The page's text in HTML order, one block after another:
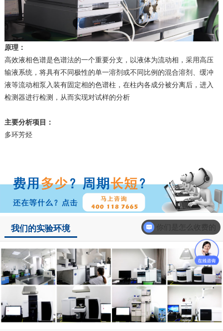
原理：
高效液相色谱是色谱法的一个重要分支，以液体为流动相，采用高压
输液系统，将具有不同极性的单一溶剂或不同比例的混合溶剂、缓冲
液等流动相泵入装有固定相的色谱柱，在柱内各成分被分离后，进入
检测器进行检测，从而实现对试样的分析
主要分析项目：
多环芳烃
我们的实验环境 你们是怎么收费的